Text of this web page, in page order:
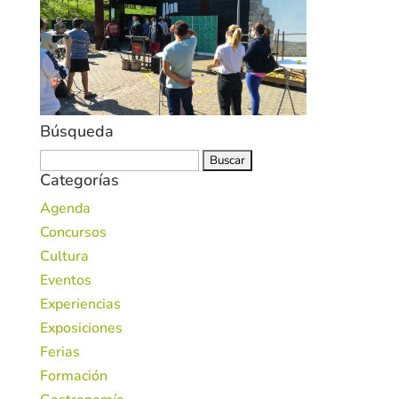
Búsqueda
Categorías
Agenda
Concursos
Cultura
Eventos
Experiencias
Exposiciones
Ferias
Formación